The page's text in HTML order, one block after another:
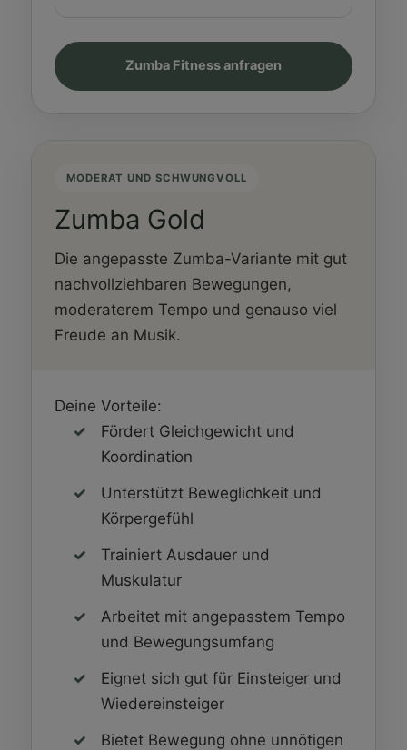
Zumba Fitness anfragen
MODERAT UND SCHWUNGVOLL
Zumba Gold
Die angepasste Zumba-Variante mit gut
nachvollziehbaren Bewegungen,
moderaterem Tempo und genauso viel
Freude an Musik.
Deine Vorteile:
Fördert Gleichgewicht und
Koordination
Unterstützt Beweglichkeit und
Körpergefühl
Trainiert Ausdauer und
Muskulatur
Arbeitet mit angepasstem Tempo
und Bewegungsumfang
Eignet sich gut für Einsteiger und
Wiedereinsteiger
Bietet Bewegung ohne unnötigen